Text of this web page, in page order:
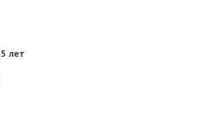
5 лет